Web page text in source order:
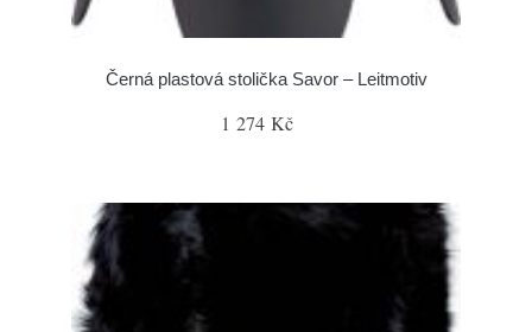
Černá plastová stolička Savor – Leitmotiv
1 274 Kč